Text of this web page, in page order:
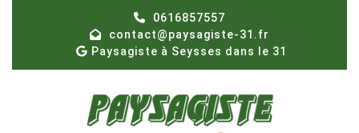
0616857557
contact@paysagiste-31.fr
Paysagiste à Seysses dans le 31